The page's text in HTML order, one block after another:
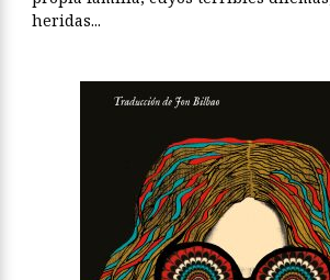
heridas...